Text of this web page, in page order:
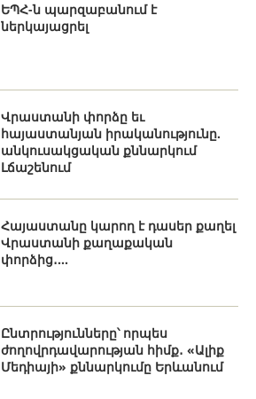
ԵՊՀ-ն պարզաբանում է
ներկայացրել
Վրաստանի փորձը եւ
հայաստանյան իրականությունը.
անկուսակցական քննարկում
Լճաշենում
Հայաստանը կարող է դասեր քաղել
Վրաստանի քաղաքական
փորձից․...
Ընտրությունները՝ որպես
ժողովրդավարության հիմք․ «Ալիք
Մեդիայի» քննարկումը Երևանում